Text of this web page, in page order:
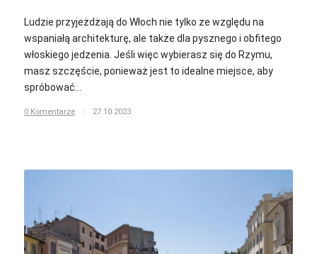
Ludzie przyjeżdżają do Włoch nie tylko ze względu na
wspaniałą architekturę, ale także dla pysznego i obfitego
włoskiego jedzenia. Jeśli więc wybierasz się do Rzymu,
masz szczęście, ponieważ jest to idealne miejsce, aby
spróbować…
0 Komentarze / 27.10.2023